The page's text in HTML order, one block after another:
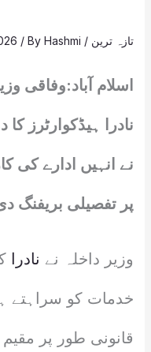
تازہ ترین /
/ ByHashmi
اسلام آباد:وفاقی
نادرا ہیڈکوارٹرز کا
نے انہیں ادارے کی
پر تفصیلی بریفنگ
وزیر داخلہ نے نادرا
خدمات کو سراہتے
قانونی طور پر